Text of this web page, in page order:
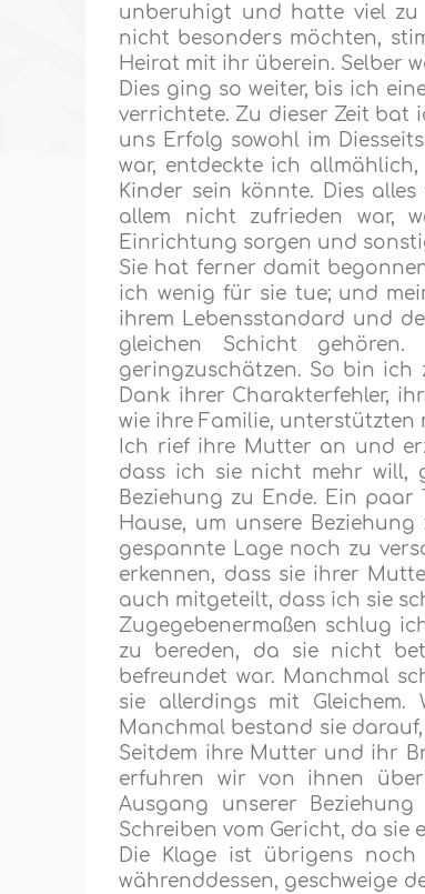
unberuhigt und hatte viel zu
nicht besonders möchten,
Heirat mit ihr überein. Selber
Dies ging so weiter, bis ich
verrichtete. Zu dieser Zeit bat
uns Erfolg sowohl im
war, entdeckte ich
Kinder sein könnte. Dies
allem nicht zufrieden war,
Einrichtung sorgen und
Sie hat ferner damit
ich wenig für sie tue; und
ihrem Lebensstandard und
gleichen Schicht
geringzuschätzen. So bin ich
Dank ihrer Charakterfehler,
wie ihre Familie, unterstützten
Ich rief ihre Mutter an und
dass ich sie nicht mehr will,
Beziehung zu Ende. Ein
Hause, um unsere
gespannte Lage noch zu
erkennen, dass sie ihrer
auch mitgeteilt, dass ich sie
Zugegebenermaßen schlug
zu bereden, da sie nicht
befreundet war. Manchmal
sie allerdings mit
Manchmal bestand sie
Seitdem ihre Mutter und ihr
erfuhren wir von ihnen
Ausgang unserer
Schreiben vom Gericht, da
Die Klage ist übrigens
währenddessen, geschweige